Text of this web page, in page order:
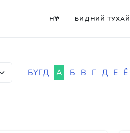
НҮҮР БИДНИЙ ТУХАЙ
БҮГД А Б В Г Д Е Ё